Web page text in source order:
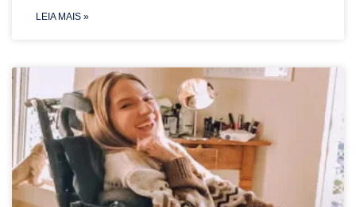
LEIA MAIS »